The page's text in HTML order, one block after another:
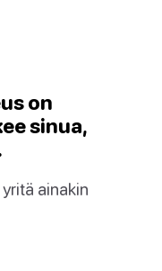
on
sinua,
ainakin